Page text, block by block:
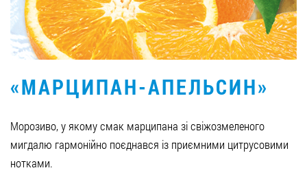
ЗАМОВИТИ ПРОДУКЦІЮ «РУДЬ»:
СТАТИ ПАРТНЕРОМ
0412 48 28 17
0412 42 29 23
«МАРЦИПАН-АПЕЛЬСИН»
Морозиво, у якому смак марципана зі свіжозмеленого
мигдалю гармонійно поєднався із приємними цитрусовими
нотками.